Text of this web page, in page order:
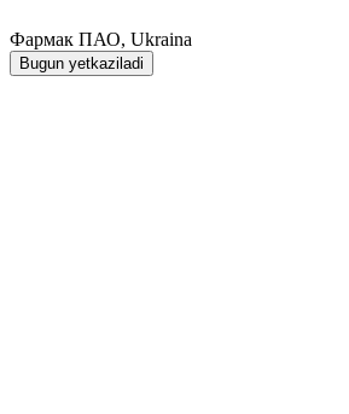
Фармак ПАО, Ukraina
Bugun yetkaziladi